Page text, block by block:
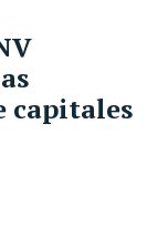
capitales